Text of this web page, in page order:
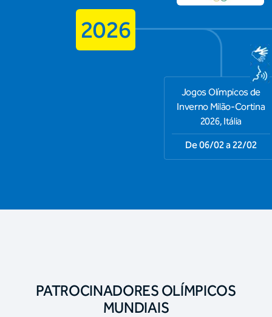
2026
Jogos Olímpicos de
Inverno Milão-Cortina
2026, Itália
De 06/02 a 22/02
PATROCINADORES OLÍMPICOS
MUNDIAIS